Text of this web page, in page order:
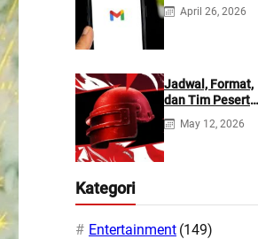
Kontak
Tambahan
April 26, 2026
Jadwal, Format,
dan Tim Peserta
Main Event PMIO
2026
May 12, 2026
Kategori
Entertainment (149)